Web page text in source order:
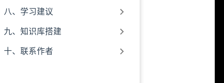
八、学习建议
九、知识库搭建
十、联系作者